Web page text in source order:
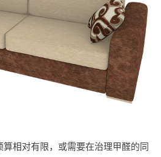
算相对有限，或需要在治理甲醛的同